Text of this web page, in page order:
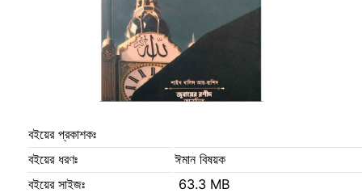
বইয়ের প্রকাশকঃ
বইয়ের ধরণঃ
ঈমান বিষয়ক
বইয়ের সাইজঃ
63.3 MB